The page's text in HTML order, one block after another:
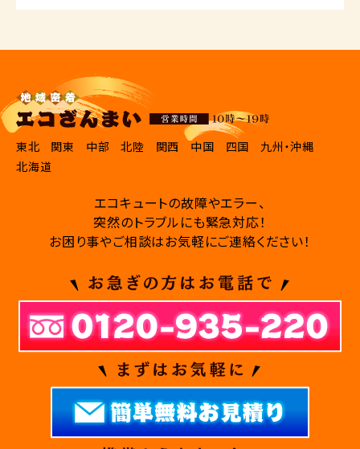
東北 関東 中部 北陸 関西 中国 四国
九州・沖縄
北海道
エコキュートの故障やエラー、
突然のトラブルにも緊急対応！
お困り事やご相談はお気軽にご連絡ください！